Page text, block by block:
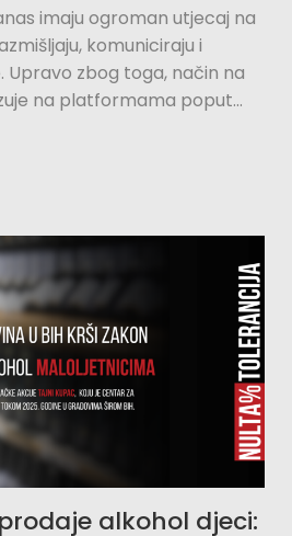
imaju ogroman utjecaj na
komuniciraju i
Upravo zbog toga, način na
na platformama poput...
alkohol djeci: